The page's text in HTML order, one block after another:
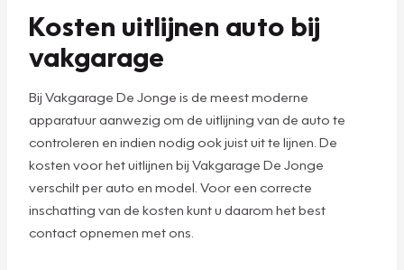
Kosten uitlijnen auto bij
vakgarage
Bij Vakgarage De Jonge is de meest moderne
apparatuur aanwezig om de uitlijning van de auto te
controleren en indien nodig ook juist uit te lijnen. De
kosten voor het uitlijnen bij Vakgarage De Jonge
verschilt per auto en model. Voor een correcte
inschatting van de kosten kunt u daarom het best
contact opnemen met ons.